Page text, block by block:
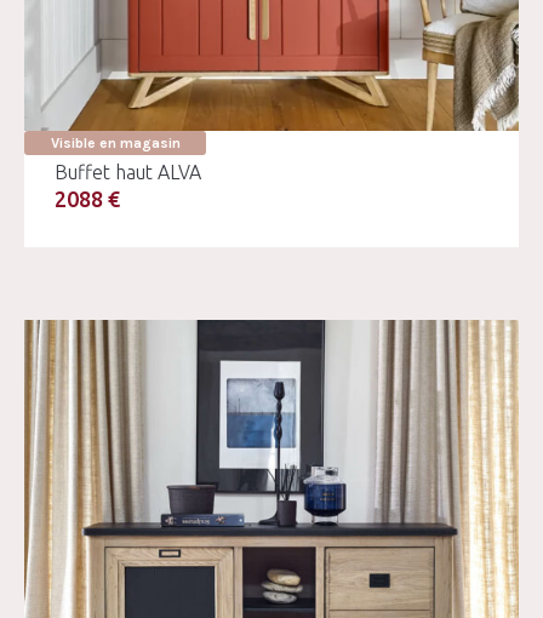
Visible en magasin
Buffet haut ALVA
2088 €